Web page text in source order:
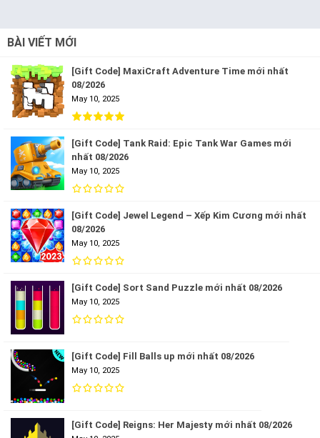
BÀI VIẾT MỚI
[Gift Code] MaxiCraft Adventure Time mới nhất
08/2026
May 10, 2025
[Gift Code] Tank Raid: Epic Tank War Games mới
nhất 08/2026
May 10, 2025
[Gift Code] Jewel Legend – Xếp Kim Cương mới nhất
08/2026
May 10, 2025
[Gift Code] Sort Sand Puzzle mới nhất 08/2026
May 10, 2025
[Gift Code] Fill Balls up mới nhất 08/2026
May 10, 2025
[Gift Code] Reigns: Her Majesty mới nhất 08/2026